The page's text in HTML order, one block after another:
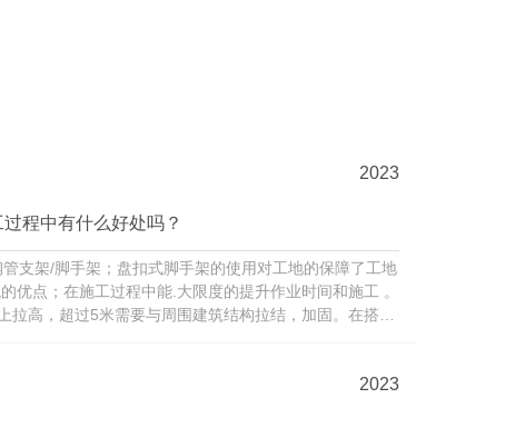
2023
程中有什么好处吗？
支架/脚手架；盘扣式脚手架的使用对工地的保障了工地
优点；在施工过程中能.大限度的提升作业时间和施工 。
高，超过5米需要与周围建筑结构拉结，加固。在搭设
2023